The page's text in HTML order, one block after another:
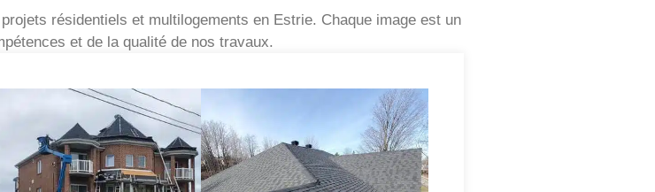
résidentiels et multilogements en Estrie. Chaque image est un
et de la qualité de nos travaux.